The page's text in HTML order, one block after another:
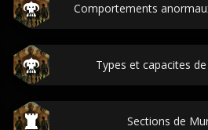
Comportements
Types et capacites
Sections de